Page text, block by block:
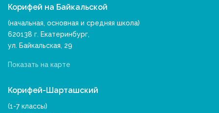
Корифей на Байкальской
(начальная, основная и средняя школа)
620138 г. Екатеринбург,
ул. Байкальская, 29
Показать на карте
Корифей-Шарташский
(1-7 классы)